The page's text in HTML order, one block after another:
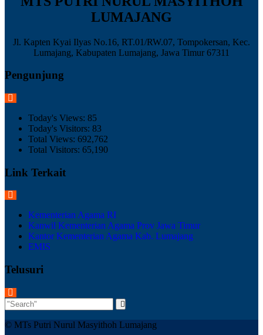
LUMAJANG
Jl. Kapten Kyai Ilyas No.16, RT.01/RW.07, Tompokersan, Kec.
Lumajang, Kabupaten Lumajang, Jawa Timur 67311
Pengunjung
Today's Views: 85
Today's Visitors: 83
Total Views: 692,762
Total Visitors: 65,190
Link Terkait
Kementerian Agama RI
Kanwil Kementerian Agama Prov Jawa Timur
Kantor Kementerian Agama Kab. Lumajang
EMIS
Telusuri
© MTs Putri Nurul Masyithoh Lumajang